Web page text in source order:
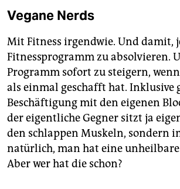
Vegane Nerds
Mit Fitness irgendwie. Und damit,
Fitnessprogramm zu absolvieren.
Programm sofort zu steigern,
als einmal geschafft hat. Inklusive
Beschäftigung mit den eigenen
der eigentliche Gegner sitzt ja
den schlappen Muskeln, sondern
natürlich, man hat eine
Aber wer hat die schon?